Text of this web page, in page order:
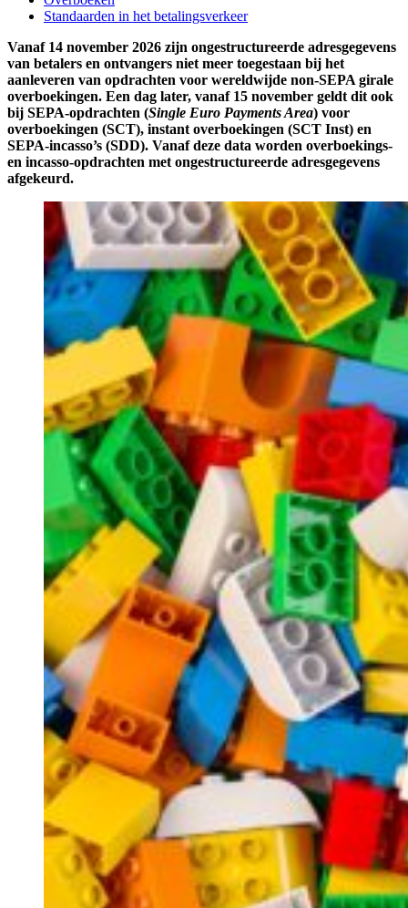
Standaarden in het betalingsverkeer
Vanaf 14 november 2026 zijn ongestructureerde adresgegevens
van betalers en ontvangers niet meer toegestaan bij het
aanleveren van opdrachten voor wereldwijde non-SEPA girale
overboekingen. Een dag later, vanaf 15 november geldt dit ook
bij SEPA-opdrachten (Single Euro Payments Area) voor
overboekingen (SCT), instant overboekingen (SCT Inst) en
SEPA-incasso’s (SDD). Vanaf deze data worden overboekings-
en incasso-opdrachten met ongestructureerde adresgegevens
afgekeurd.